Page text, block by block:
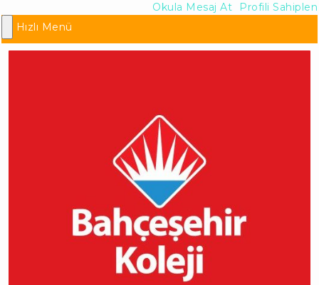
Profili Sahiplen
Okula Mesaj At
Hızlı Menü